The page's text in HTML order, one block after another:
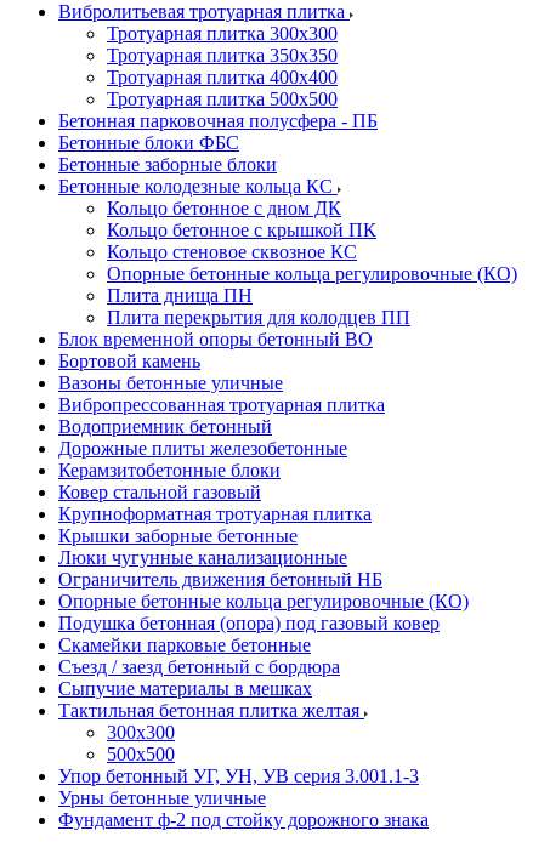
Вибролитьевая тротуарная плитка
Тротуарная плитка 300х300
Тротуарная плитка 350х350
Тротуарная плитка 400х400
Тротуарная плитка 500х500
Бетонная парковочная полусфера - ПБ
Бетонные блоки ФБС
Бетонные заборные блоки
Бетонные колодезные кольца КС
Кольцо бетонное с дном ДК
Кольцо бетонное с крышкой ПК
Кольцо стеновое сквозное КС
Опорные бетонные кольца регулировочные (КО)
Плита днища ПН
Плита перекрытия для колодцев ПП
Блок временной опоры бетонный ВО
Бортовой камень
Вазоны бетонные уличные
Вибропрессованная тротуарная плитка
Водоприемник бетонный
Дорожные плиты железобетонные
Керамзитобетонные блоки
Ковер стальной газовый
Крупноформатная тротуарная плитка
Крышки заборные бетонные
Люки чугунные канализационные
Ограничитель движения бетонный НБ
Опорные бетонные кольца регулировочные (КО)
Подушка бетонная (опора) под газовый ковер
Скамейки парковые бетонные
Съезд / заезд бетонный с бордюра
Сыпучие материалы в мешках
Тактильная бетонная плитка желтая
300х300
500х500
Упор бетонный УГ, УН, УВ серия 3.001.1-3
Урны бетонные уличные
Фундамент ф-2 под стойку дорожного знака